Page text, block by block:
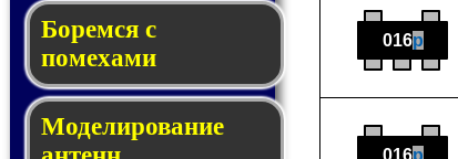
Боремся с
помехами
Мо­де­ли­ро­ва­ние
016p
016p